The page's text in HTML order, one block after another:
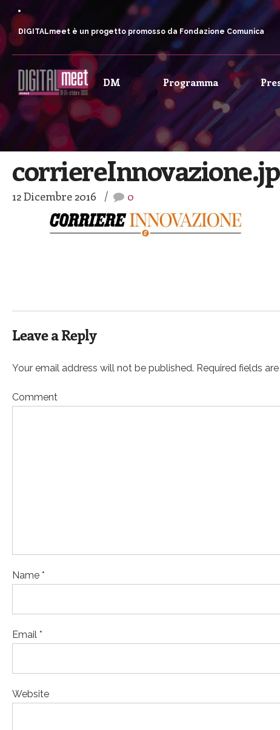
DIGITALmeet è un progetto promosso da Fondazione Comunica
DM Programma
12 Dicembre 2016 0
Leave a Reply
Your email address will not be published. Required fields
Comment
Name *
Email *
Website